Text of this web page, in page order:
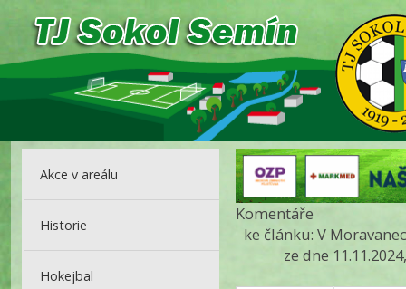
Akce v areálu
Historie
Hokejbal
Komentáře
ke článku: V
ze dne